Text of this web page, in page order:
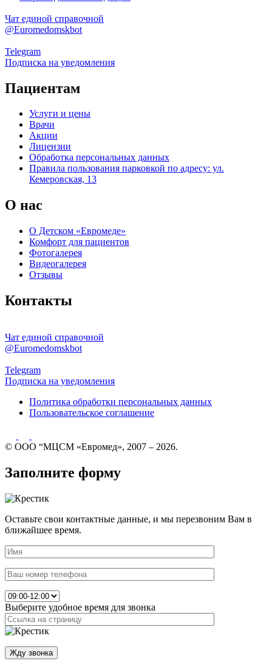
Чат единой справочной
@Euromedomskbot
Telegram
Подписка на уведомления
Пациентам
Услуги и цены
Врачи
Акции
Лицензии
Обработка персональных данных
Правила пользования парковкой по адресу: ул.
Кемеровская, 13
О нас
О Детском «Евромеде»
Комфорт для пациентов
Фотогалерея
Видеогалерея
Отзывы
Контакты
Чат единой справочной
@Euromedomskbot
Telegram
Подписка на уведомления
Политика обработки персональных данных
Пользовательское соглашение
© ООО “МЦСМ «Евромед», 2007 – 2026.
Заполните форму
Оставьте свои контактные данные, и мы перезвоним Вам в
ближайшее время.
Выберите удобное время для звонка